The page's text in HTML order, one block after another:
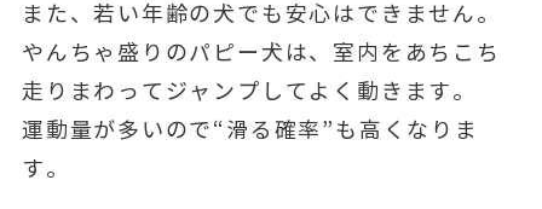
また、若い年齢の犬でも安心はできません。
やんちゃ盛りのパピー犬は、室内をあちこち
走りまわってジャンプしてよく動きます。
運動量が多いので“滑る確率”も高くなりま
す。